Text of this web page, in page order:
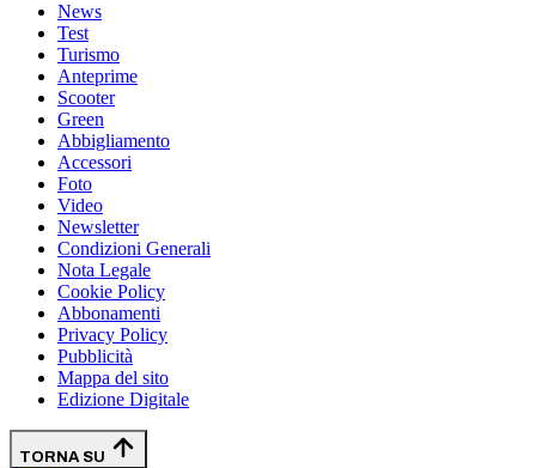
News
Test
Turismo
Anteprime
Scooter
Green
Abbigliamento
Accessori
Foto
Video
Newsletter
Condizioni Generali
Nota Legale
Cookie Policy
Abbonamenti
Privacy Policy
Pubblicità
Mappa del sito
Edizione Digitale
TORNA SU